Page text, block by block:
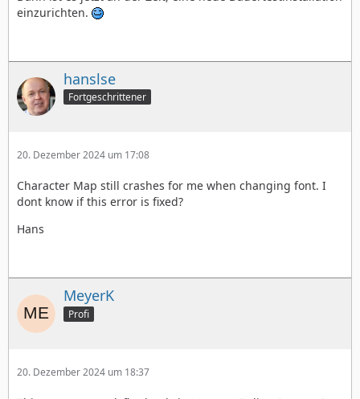
einzurichten.
hanslse
Fortgeschrittener
20. Dezember 2024 um 17:08
Character Map still crashes for me when changing font. I
dont know if this error is fixed?
Hans
MeyerK
Profi
20. Dezember 2024 um 18:37